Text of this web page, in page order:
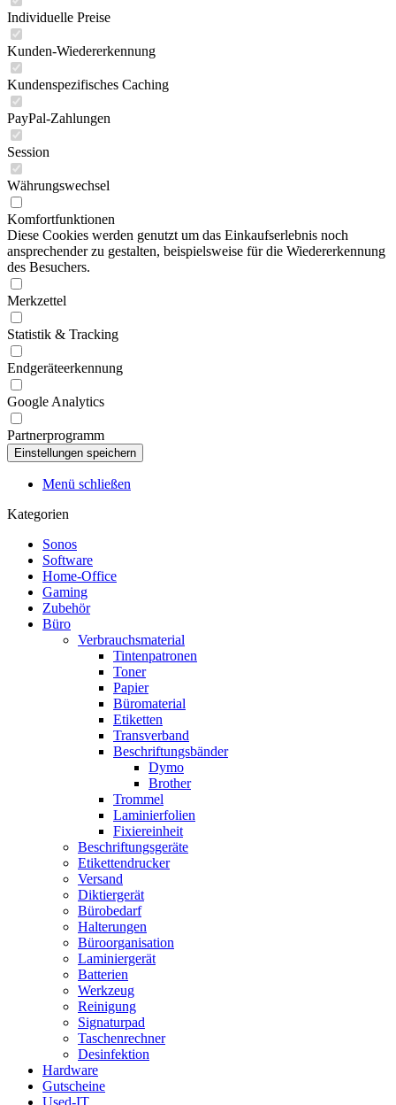
Individuelle Preise
Kunden-Wiedererkennung
Kundenspezifisches Caching
PayPal-Zahlungen
Session
Währungswechsel
Komfortfunktionen
Diese Cookies werden genutzt um das Einkaufserlebnis noch
ansprechender zu gestalten, beispielsweise für die Wiedererkennung
des Besuchers.
Merkzettel
Statistik & Tracking
Endgeräteerkennung
Google Analytics
Partnerprogramm
Menü schließen
Kategorien
Sonos
Software
Home-Office
Gaming
Zubehör
Büro
Verbrauchsmaterial
Tintenpatronen
Toner
Papier
Büromaterial
Etiketten
Transverband
Beschriftungsbänder
Dymo
Brother
Trommel
Laminierfolien
Fixiereinheit
Beschriftungsgeräte
Etikettendrucker
Versand
Diktiergerät
Bürobedarf
Halterungen
Büroorganisation
Laminiergerät
Batterien
Werkzeug
Reinigung
Signaturpad
Taschenrechner
Desinfektion
Hardware
Gutscheine
Used-IT